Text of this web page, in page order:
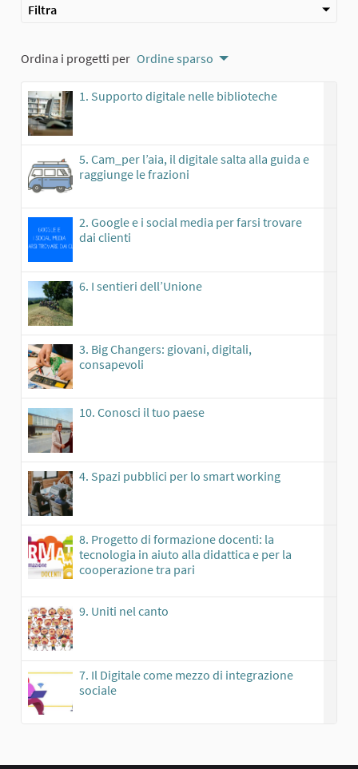
Filtra
Ordina i progetti per Ordine sparso
1. Supporto digitale nelle biblioteche
5. Cam_per l’aia, il digitale salta alla guida e
raggiunge le frazioni
2. Google e i social media per farsi trovare
dai clienti
6. I sentieri dell’Unione
3. Big Changers: giovani, digitali,
consapevoli
10. Conosci il tuo paese
4. Spazi pubblici per lo smart working
8. Progetto di formazione docenti: la
tecnologia in aiuto alla didattica e per la
cooperazione tra pari
9. Uniti nel canto
7. Il Digitale come mezzo di integrazione
sociale